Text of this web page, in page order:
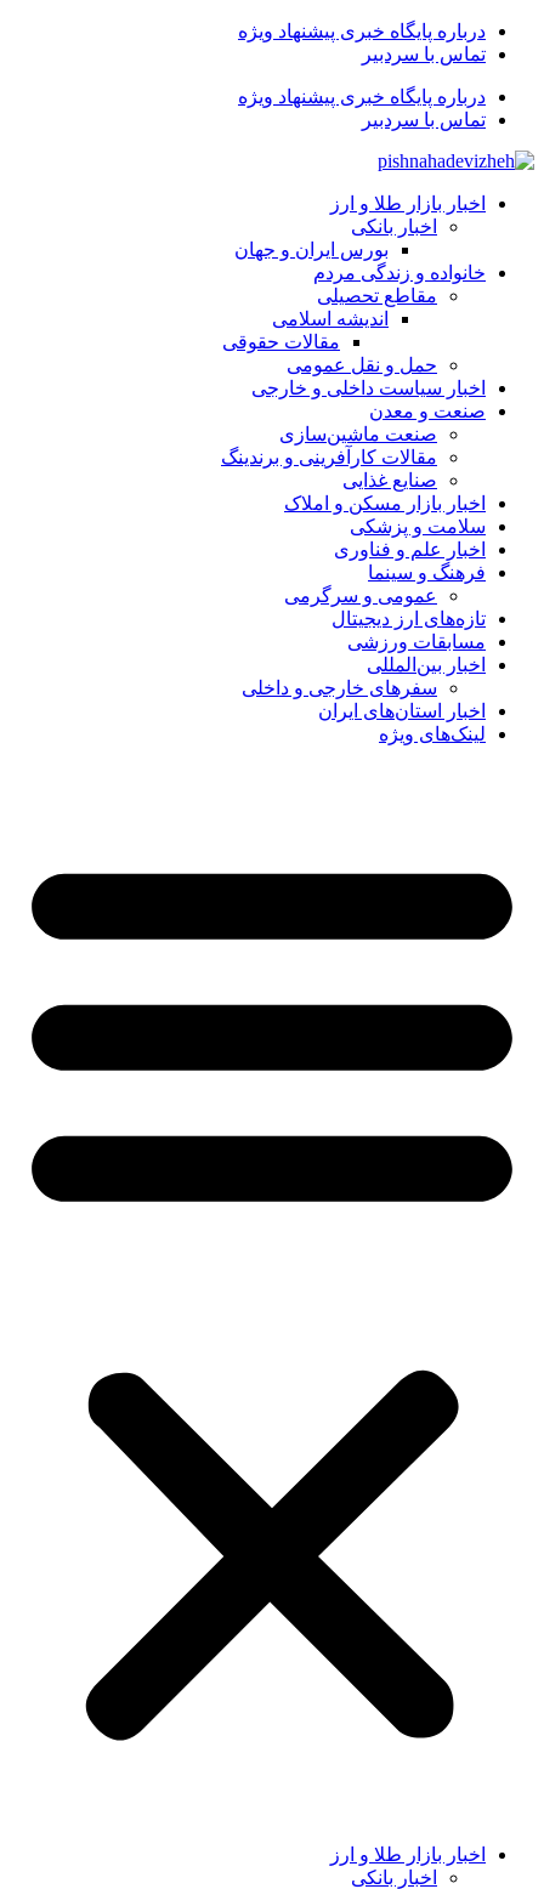
درباره پایگاه خبری پیشنهاد ویژه
تماس با سردبیر
درباره پایگاه خبری پیشنهاد ویژه
تماس با سردبیر
اخبار بازار طلا و ارز
اخبار بانکی
بورس ایران و جهان
خانواده و زندگی مردم
مقاطع تحصیلی
اندیشه اسلامی
مقالات حقوقی
حمل و نقل عمومی
اخبار سیاست داخلی و خارجی
صنعت و معدن
صنعت ماشین‌سازی
مقالات کارآفرینی و برندینگ
صنایع غذایی
اخبار بازار مسکن و املاک
سلامت و پزشکی
اخبار علم و فناوری
فرهنگ و سینما
عمومی و سرگرمی
تازه‌های ارز دیجیتال
مسابقات ورزشی
اخبار بین‌المللی
سفرهای خارجی و داخلی
اخبار استان‌های ایران
لینک‌های ویژه
اخبار بازار طلا و ارز
اخبار بانکی